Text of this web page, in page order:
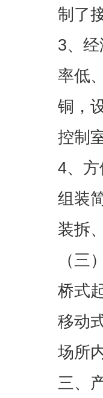
制了
3、
率低
铜，
控制
4、
组装
装拆
（三
桥式
移动
场所
三、